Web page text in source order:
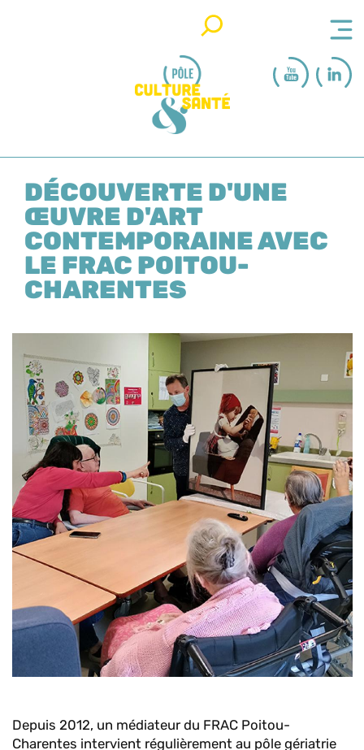
DÉCOUVERTE D'UNE
ŒUVRE D'ART
CONTEMPORAINE AVEC
LE FRAC POITOU-
CHARENTES
Depuis 2012, un médiateur du FRAC Poitou-
Charentes intervient régulièrement au pôle gériatrie